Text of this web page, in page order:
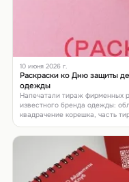
10 июня 2026 г.
Раскраски ко Дню защиты
одежды
Напечатали тираж фирменных
известного бренда одежды:
квадрачение корешка, часть